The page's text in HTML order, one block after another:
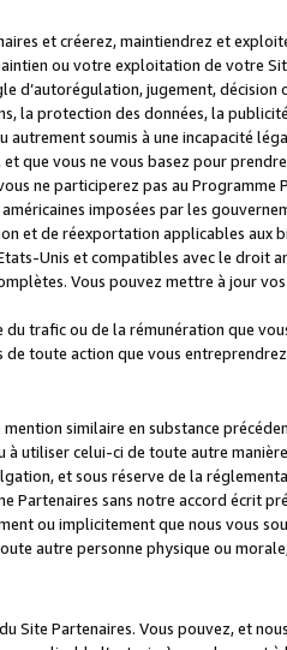
et créerez, maintiendrez et
ou votre exploitation de votre
jugement, décision
la protection des données, la
soumis à une incapacité
que vous ne vous basez pour
ne participerez pas au Programme
imposées par les
et de réexportation applicables aux
Unis et compatibles avec le droit
Vous pouvez mettre à jour
trafic ou de la rémunération que
toute action que vous
similaire en substance
celui-ci de toute autre
et sous réserve de la
sans notre accord écrit
ou implicitement que nous vous
autre personne physique ou
Partenaires. Vous pouvez, et